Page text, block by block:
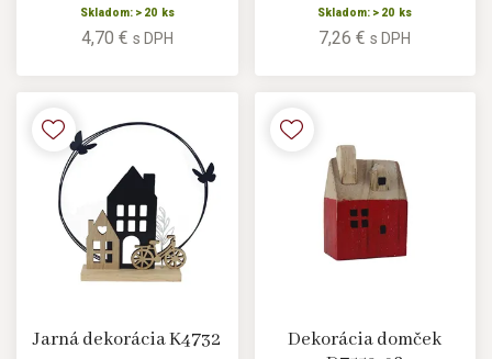
Skladom: > 20 ks
4,70 € s DPH
Skladom: > 20 ks
7,26 €s DPH
Jarná dekorácia K4732
Dekorácia domček